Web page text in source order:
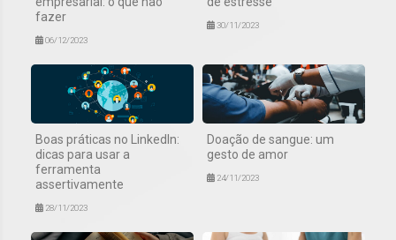
fazer
06/12/2023
30/11/2023
Boas práticas no LinkedIn:
dicas para usar a
ferramenta
assertivamente
28/11/2023
Doação de sangue: um
gesto de amor
24/11/2023